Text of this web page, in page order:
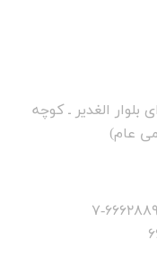
بلوار الغدیر ـ کوچه
عام)